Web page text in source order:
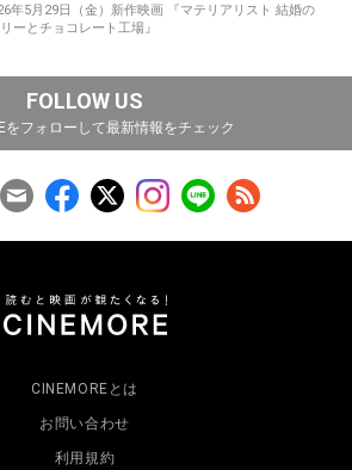
5月29日（金）新作映画 『マテリアリスト 結婚の
ーとチョコレート工場』
FOLLOW US
をフォローして最新情報をチェック
CINEMOREとは
お問い合わせ
利用規約